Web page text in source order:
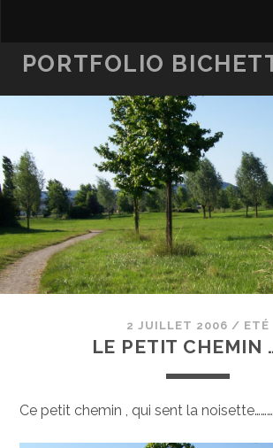
PORTFOLIO
2 JUILLET 2006 / ETÉ
LE PETIT CHEMIN
Ce petit chemin , qui sent la